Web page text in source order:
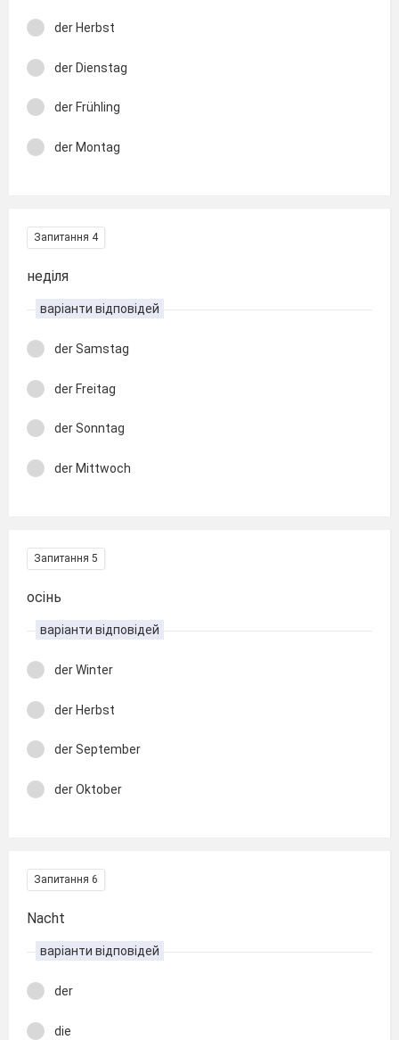
der Herbst
der Dienstag
der Frühling
der Montag
Запитання 4
неділя
варіанти відповідей
der Samstag
der Freitag
der Sonntag
der Mittwoch
Запитання 5
осінь
варіанти відповідей
der Winter
der Herbst
der September
der Oktober
Запитання 6
Nacht
варіанти відповідей
der
die